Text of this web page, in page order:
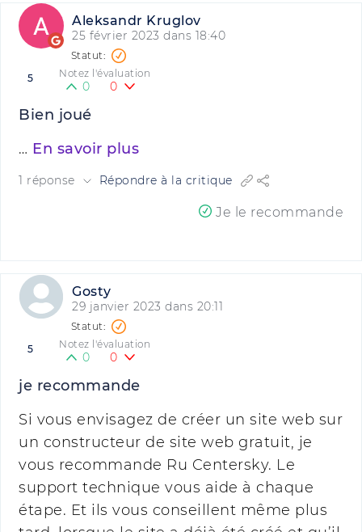
Aleksandr Kruglov
25 février 2023 dans 18:40
5 Notez l'évaluation
0 0
Bien joué
… En savoir plus
1 réponse Répondre à la critique
Je le recommande
Gosty
29 janvier 2023 dans 20:11
5 Notez l'évaluation
0 0
je recommande
Si vous envisagez de créer un site web sur
un constructeur de site web gratuit, je
vous recommande Ru Centersky. Le
support technique vous aide à chaque
étape. Et ils vous conseillent même plus